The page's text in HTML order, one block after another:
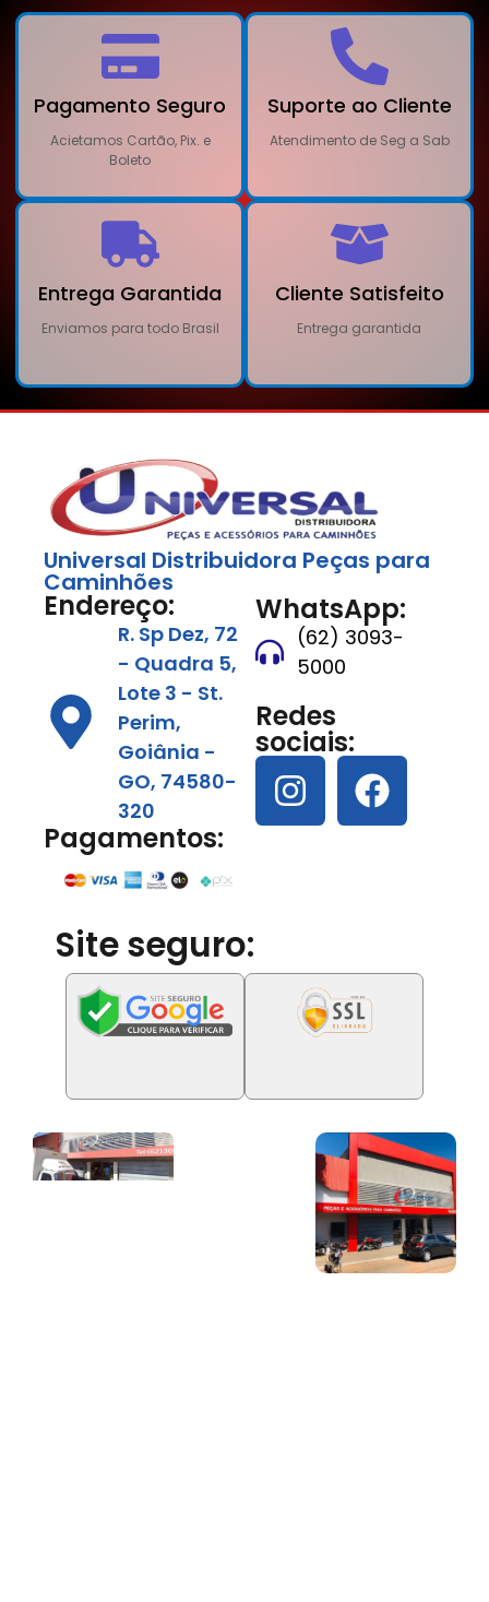
Pagamento Seguro
Acietamos Cartão, Pix. e
Boleto
Suporte ao Cliente
Atendimento de Seg a Sab
Entrega Garantida
Enviamos para todo Brasil
Cliente Satisfeito
Entrega garantida
Universal Distribuidora Peças para
Caminhões
Endereço:
R. Sp Dez, 72
- Quadra 5,
Lote 3 - St.
Perim,
Goiânia -
GO, 74580-
320
Pagamentos:
WhatsApp:
(62) 3093-
5000
Redes
sociais:
Site seguro: